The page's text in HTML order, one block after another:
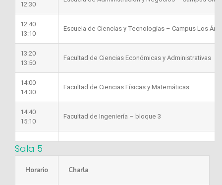
12:30
12:40
13:10
Escuela de Ciencias y Tecnologías – Campus Los
13:20
13:50
Facultad de Ciencias Económicas y Administrativas
14:00
14:30
Facultad de Ciencias Físicas y Matemáticas
14:40
15:10
Facultad de Ingeniería – bloque 3
Sala 5
Horario Charla